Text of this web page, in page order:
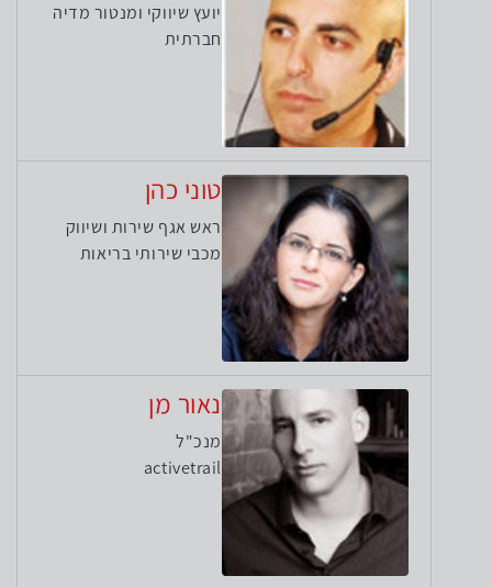
יועץ שיווקי ומנטור מדיה
חברתית
טוני כהן
ראש אגף שירות ושיווק
מכבי שירותי בריאות
נאור מן
מנכ"ל
activetrail